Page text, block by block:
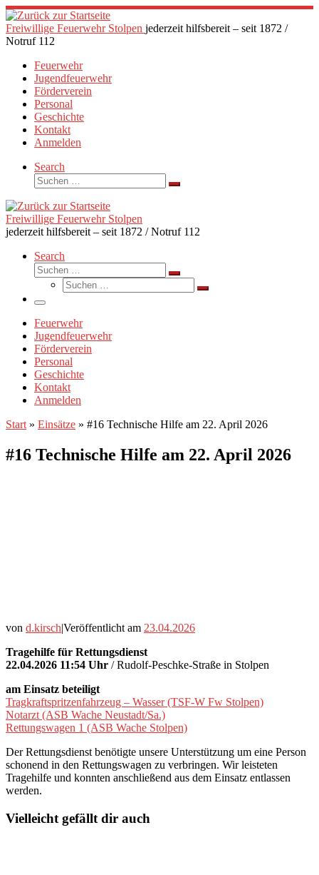
Zum
Inhalt
springen
Freiwillige Feuerwehr Stolpen jederzeit hilfsbereit – seit 1872 /
Notruf 112
Feuerwehr
Jugendfeuerwehr
Förderverein
Personal
Geschichte
Kontakt
Anmelden
Search
Suche
Suchen …
Freiwillige Feuerwehr Stolpen
jederzeit hilfsbereit – seit 1872 / Notruf 112
Search
Suche
Suchen …
Suche
Suchen …
Menü
Feuerwehr
Jugendfeuerwehr
Förderverein
Personal
Geschichte
Kontakt
Anmelden
Start » Einsätze » #16 Technische Hilfe am 22. April 2026
#16 Technische Hilfe am 22. April 2026
von d.kirsch|Veröffentlicht am 23.04.2026
Tragehilfe für Rettungsdienst
22.04.2026 11:54 Uhr / Rudolf-Peschke-Straße in Stolpen
am Einsatz beteiligt
Tragkraftspritzenfahrzeug – Wasser (TSF-W Fw Stolpen)
Notarzt (ASB Wache Neustadt/Sa.)
Rettungswagen 1 (ASB Wache Stolpen)
Der Rettungsdienst benötigte unsere Unterstützung um eine Person
schonend in den Rettungswagen zu verbringen. Wir leisteten
Tragehilfe und konnten anschließend aus dem Einsatz entlassen
werden.
Vielleicht gefällt dir auch